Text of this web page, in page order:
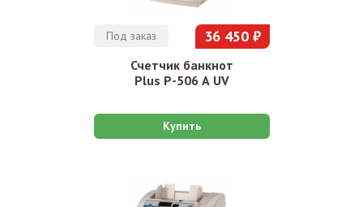
Под заказ 36 450 ₽
Счетчик банкнот
Plus P-506 А UV
Купить